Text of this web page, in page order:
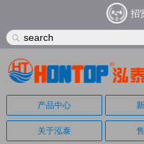
招
产品中心
关于泓泰